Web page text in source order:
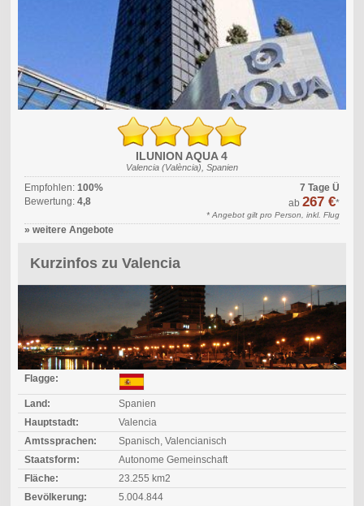
ILUNION AQUA 4
Valencia (València), Spanien
Empfohlen: 100%
Bewertung: 4,8
7 Tage Ü
ab267 €*
* Angebot gilt pro Person, inkl. Flug
» weitere Angebote
Kurzinfos zu Valencia
Flagge:
Land:
Spanien
Hauptstadt:
Valencia
Amtssprachen:
Spanisch, Valencianisch
Staatsform:
Autonome Gemeinschaft
Fläche:
23.255 km2
Bevölkerung:
5.004.844